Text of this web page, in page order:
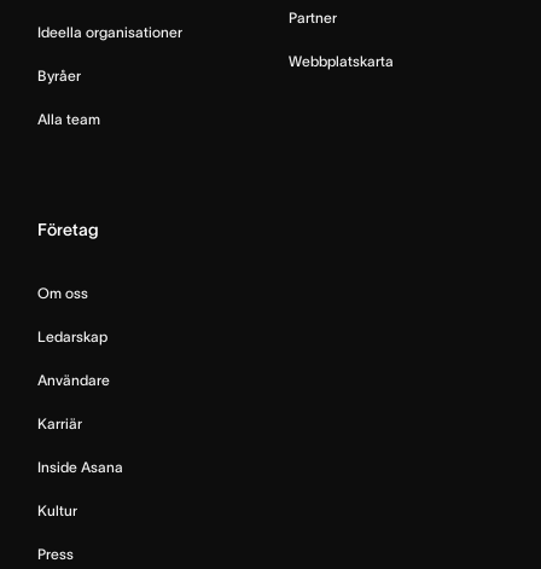
Ideella organisationer
Byråer
Alla team
Partner
Webbplatskarta
Företag
Om oss
Ledarskap
Användare
Karriär
Inside Asana
Kultur
Press